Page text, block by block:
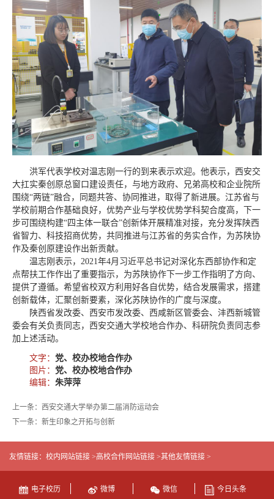
洪军代表学校对温志刚一行的到来表示欢迎。他表示，西安交
大扛实秦创原总窗口建设责任，与地方政府、兄弟高校和企业院所
围绕“两链”融合，同题共答、协同推进，取得了新进展。江苏省与
学校前期合作基础良好，优势产业与学校优势学科契合度高，下一
步可围绕构建“四主体一联合”创新体开展精准对接，充分发挥陕西
省智力、科技招商优势，共同推进与江苏省的务实合作，为苏陕协
作及秦创原建设作出新贡献。
温志刚表示，2021年4月习近平总书记对深化东西部协作和定
点帮扶工作作出了重要指示，为苏陕协作下一步工作指明了方向、
提供了遵循。希望省校双方利用好各自优势，结合发展需求，搭建
创新载体，汇聚创新要素，深化苏陕协作的广度与深度。
陕西省发改委、西安市发改委、西咸新区管委会、沣西新城管
委会有关负责同志，西安交通大学校地合作办、科研院负责同志参
加上述活动。
文字： 党、校办校地合作办
图片： 党、校办校地合作办
编辑： 朱萍萍
上一条：西安交通大学举办第二届消防运动会
下一条：新生印象之开拓与创新
友情链接： 校内网站链接 >高校合作网站链接 >其他友情链接 >
电子校历 微博 微信 今日头条